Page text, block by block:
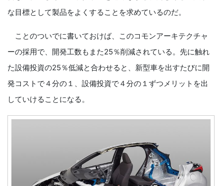
な目標として製品をよくすることを求めているのだ。
ことのついでに書いておけば、このコモンアーキテクチャ
ーの採用で、開発工数もまた25％削減されている。先に触れ
た設備投資の25％低減と合わせると、新型車を出すたびに開
発コストで４分の１、設備投資で４分の１ずつメリットを出
していけることになる。